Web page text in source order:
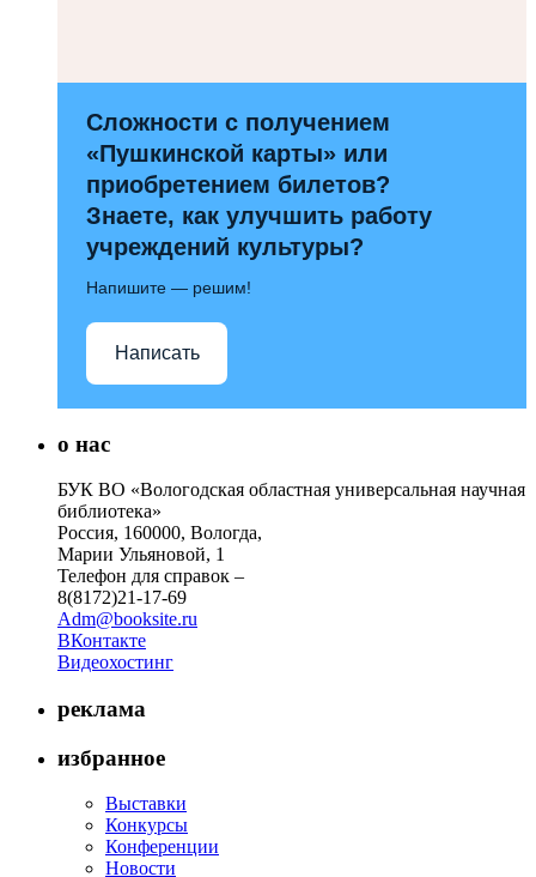
Сложности с получением
«Пушкинской карты» или
приобретением билетов?
Знаете, как улучшить работу
учреждений культуры?
Напишите — решим!
Написать
о нас
БУК ВО «Вологодская областная универсальная научная
библиотека»
Россия, 160000, Вологда,
Марии Ульяновой, 1
Телефон для справок –
8(8172)21-17-69
Adm@booksite.ru
ВКонтакте
Видеохостинг
реклама
избранное
Выставки
Конкурсы
Конференции
Новости